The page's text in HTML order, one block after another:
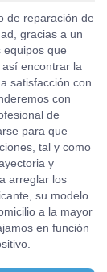
de reparación de
gracias a un
equipos que
encontrar la
satisfacción con
con
de
para que
tal y como
y
arreglar los
su modelo
a la mayor
en función